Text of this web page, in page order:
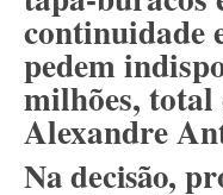
continuidade
pedem
milhões, total
Alexandre
Na decisão,